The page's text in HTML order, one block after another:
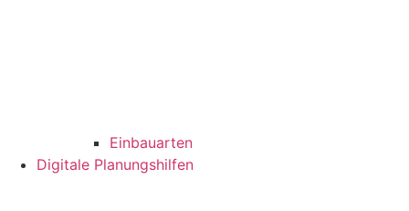
Einbauarten
Digitale Planungshilfen